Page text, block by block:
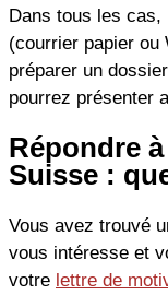
Dans tous les cas,
(courrier papier ou
préparer un
pourrez présenter
Répondre
Suisse :
Vous avez trouvé
vous intéresse et
votre lettre de